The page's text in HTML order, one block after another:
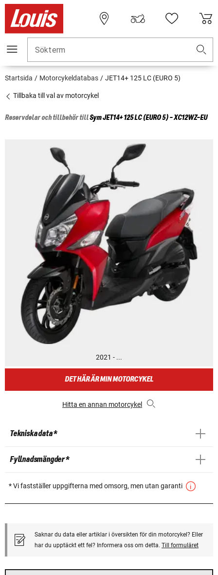
Sökterm
Startsida Motorcykeldatabas JET14+ 125 LC (EURO 5)
Tillbaka till val av motorcykel
Reservdelar och tillbehör tillSymJET14+ 125 LC (EURO 5) - XC12WZ-EU
2021 - ...
DET HÄR ÄR MIN MOTORCYKEL
Hitta en annan motorcykel
Tekniska data *
Fyllnadsmängder *
* Vi fastställer uppgifterna med omsorg, men utan garanti
Saknar du data eller artiklar i översikten för din motorcykel? Eller
har du upptäckt ett fel? Informera oss om detta. Till formuläret